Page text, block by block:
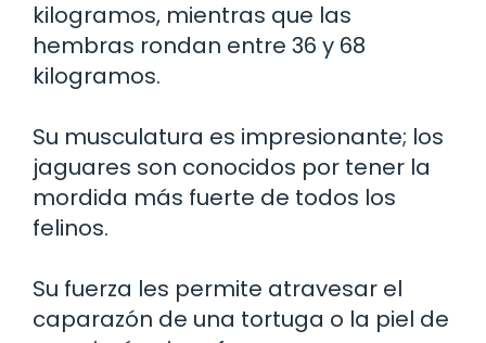
kilogramos, mientras que las
hembras rondan entre 36 y 68
kilogramos.
Su musculatura es impresionante; los
jaguares son conocidos por tener la
mordida más fuerte de todos los
felinos.
Su fuerza les permite atravesar el
caparazón de una tortuga o la piel de